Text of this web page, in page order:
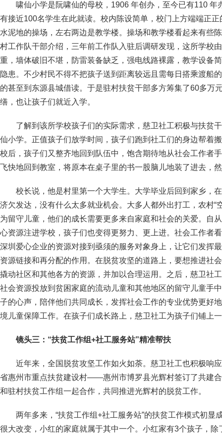
啸仙小学是阮啸仙的母校，1906 年创办，至今已有110 年
有接近100名学生在此就读。校内陈设简单，校门上方端端正正
水泥地的操场，左右两边是教学楼。操场和教学楼看起来有些
村工作队干部介绍，三年前工作队入驻后调研发现，这所学校
重，墙体破旧不堪，防雷装备缺乏，强电线路裸露，教学设备
隐患。不少村民不得不把孩子送到距离较远且需每日搭乘渡船
的甚至到东源县城借读。于是驻村扶贫干部多方筹集了60多万
缮，也让孩子们就近入学。
了解到该所学校孩子们的实际需求，慈卫社工积极与扶贫
仙小学。正值孩子们放学时间，孩子们跑到社工们的身边帮着
校后，孩子们又整齐地回到队伍中，饱含期待地从社会工作者
飞快地回到教室，将原本在桌子里的书一股脑儿地装了进去，
校长说，他是村里第一个大学生。大学毕业后回到家乡，
济欠发达，没有什么太多就业机会。大多人都外出打工，农村“
为留守儿童，他们的成长需要更多来自家庭和社会的关爱。自
心资源注进学校，孩子们也变得更努力、更上进。社会工作者
深圳爱心企业的资源对接到亟须的服务对象身上，让它们发挥
资源链接和再分配的作用。在脱贫攻坚的道路上，要想推进社
撬动社区和其他各方的资源，并加以合理运用。之后，慈卫社
社会资源投放到贫困家庭的流动儿童和其他地区的留守儿童手
子的心声，陪伴他们共同成长，发挥社会工作的专业优势更好
境儿童保障工作。在孩子们成长路上，慈卫社工为孩子们铺上
镜头三：“扶贫工作组+社工服务站”精准帮扶
近年来，全国脱贫攻坚工作如火如荼。慈卫社工也积极响
省惠州市重点扶贫建设村——惠州市博罗县光辉村签订了共建
和驻村扶贫工作组一起合作，共同推进光辉村的脱贫工作。
两年多来，“扶贫工作组+社工服务站”的扶贫工作模式初显
很大改变，小红的家庭就属于其中一个。小红家有3个孩子，